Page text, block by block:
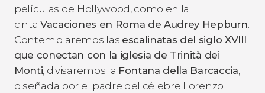
películas de Hollywood, como en la
cintaVacaciones en Roma de Audrey Hepburn.
Contemplaremos las escalinatas del siglo XVIII
que conectan con la iglesia de Trinità dei
Monti, divisaremos la Fontana della Barcaccia,
diseñada por el padre del célebre Lorenzo